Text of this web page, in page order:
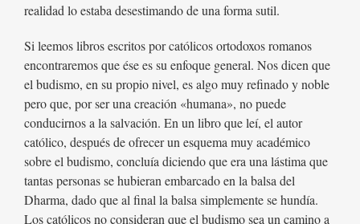
realidad lo estaba desestimando de una forma sutil.
Si leemos libros escritos por católicos ortodoxos romanos
encontraremos que ése es su enfoque general. Nos dicen que
el budismo, en su propio nivel, es algo muy refinado y noble
pero que, por ser una creación «humana», no puede
conducirnos a la salvación. En un libro que leí, el autor
católico, después de ofrecer un esquema muy académico
sobre el budismo, concluía diciendo que era una lástima que
tantas personas se hubieran embarcado en la balsa del
Dharma, dado que al final la balsa simplemente se hundía.
Los católicos no consideran que el budismo sea un camino a